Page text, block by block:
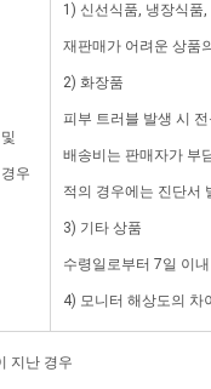
우
1) 신선식품, 냉장식품
재판매가 어려운 상품
2) 화장품
피부 트러블 발생 시
배송비는 판매자가 부
적의 경우에는 진단서
3) 기타 상품
수령일로부터 7일 이
4) 모니터 해상도의 차
지난 경우